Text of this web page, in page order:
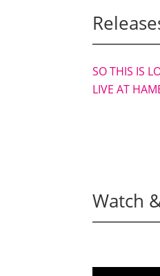
SO THIS IS
LIVE AT
Watch